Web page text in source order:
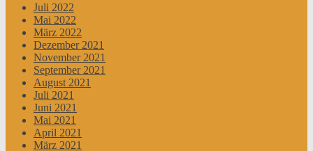
Juli 2022
Mai 2022
März 2022
Dezember 2021
November 2021
September 2021
August 2021
Juli 2021
Juni 2021
Mai 2021
April 2021
März 2021